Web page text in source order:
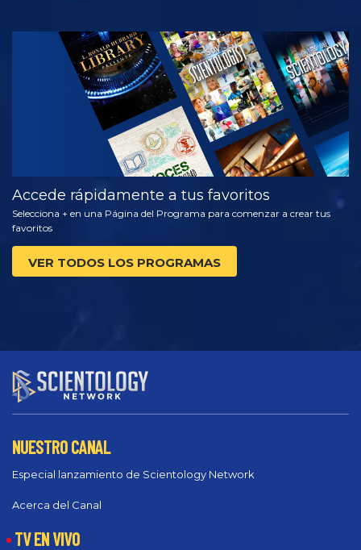
VE
EXPLORA LAS
SERIES
Accede rápidamente a tus favoritos
Selecciona + en una Página del Programa para comenzar a crear tus
favoritos
VER TODOS LOS PROGRAMAS
NUESTRO CANAL
Especial lanzamiento de Scientology Network
Acerca del Canal
TV EN VIVO